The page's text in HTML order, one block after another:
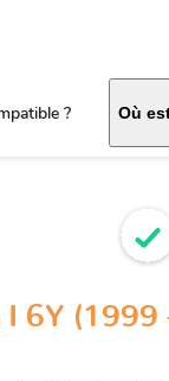
? Où
I 6Y (1999